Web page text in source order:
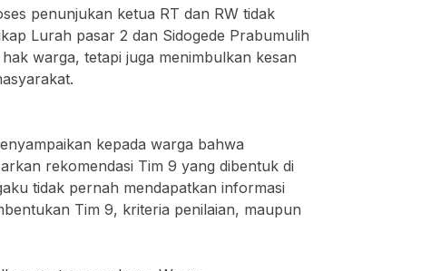
penunjukan ketua RT dan RW tidak
Lurah pasar 2 dan Sidogede Prabumulih
warga, tetapi juga menimbulkan kesan
kepada warga bahwa
rekomendasi Tim 9 yang dibentuk di
tidak pernah mendapatkan informasi
Tim 9, kriteria penilaian, maupun